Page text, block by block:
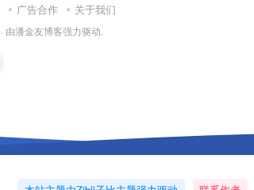
广告合作 关于我们
· 由潘金友博客强力驱动.